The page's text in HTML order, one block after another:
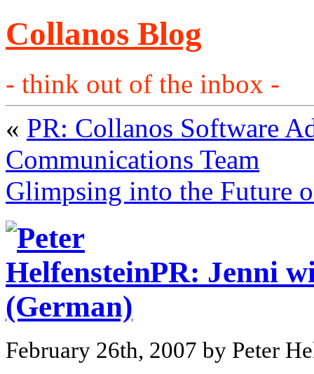
Collanos Blog
- think out of the inbox -
« PR: Collanos Software
Communications Team
Glimpsing into the Future
PR: Jenni
(German)
February 26th, 2007 by Peter